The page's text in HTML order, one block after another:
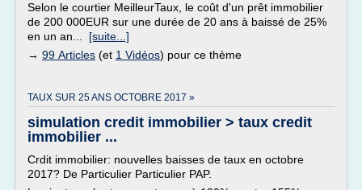
Selon le courtier MeilleurTaux, le coût d'un prêt immobilier
de 200 000EUR sur une durée de 20 ans à baissé de 25%
en un an... [suite...]
→ 99 Articles (et 1 Vidéos) pour ce thème
TAUX SUR 25 ANS OCTOBRE 2017 »
simulation credit immobilier > taux credit
immobilier ...
Crdit immobilier: nouvelles baisses de taux en octobre
2017? De Particulier Particulier PAP.